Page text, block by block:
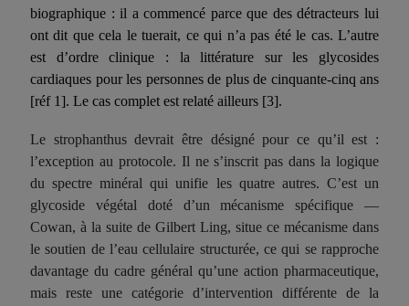
biographique : il a commencé parce que des détracteurs lui
ont dit que cela le tuerait, ce qui n’a pas été le cas. L’autre
est d’ordre clinique : la littérature sur les glycosides
cardiaques pour les personnesde plus de cinquante-cinq ans
[réf 1]. Le cas complet est relaté ailleurs [3].
Le strophanthus devrait être désigné pour ce qu’il est :
l’exception au protocole. Il ne s’inscrit pas dans la logique
du spectre minéral qui unifie les quatre autres. C’est un
glycoside végétal doté d’un mécanisme spécifique —
Cowan, à la suite de Gilbert Ling, situe ce mécanisme dans
le soutien de l’eau cellulaire structurée, ce qui se rapproche
davantage du cadre général qu’une action pharmaceutique,
mais reste une catégorie d’intervention différente de la